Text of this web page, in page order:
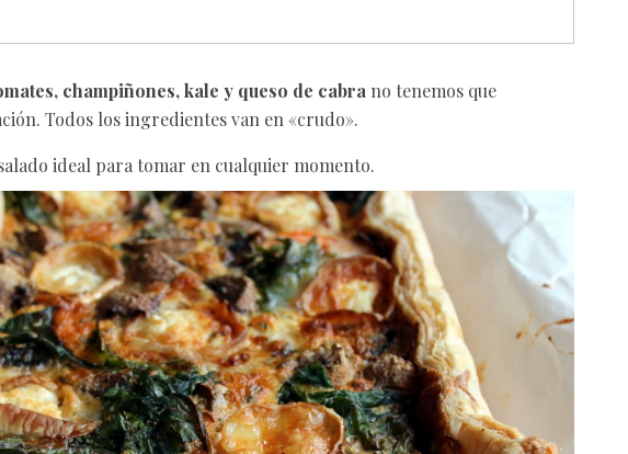
champiñones, kale y queso de cabra no tenemos que
Todos los ingredientes van en «crudo».
ideal para tomar en cualquier momento.